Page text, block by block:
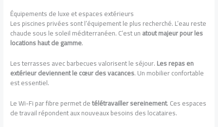
Équipements de luxe et espaces extérieurs
Les piscines privées sont l’équipement le plus recherché. L’eau reste
chaude sous le soleil méditerranéen. C’est unatout majeur pour les
locations haut de gamme.
Les terrasses avec barbecues valorisent le séjour.Les repas en
extérieur deviennent le cœur des vacances. Un mobilier confortable
est essentiel.
Le Wi-Fi par fibre permet detélétravailler sereinement. Ces espaces
de travail répondent aux nouveaux besoins des locataires.